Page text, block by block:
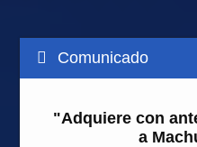
Comunicado
"Adquiere con
a